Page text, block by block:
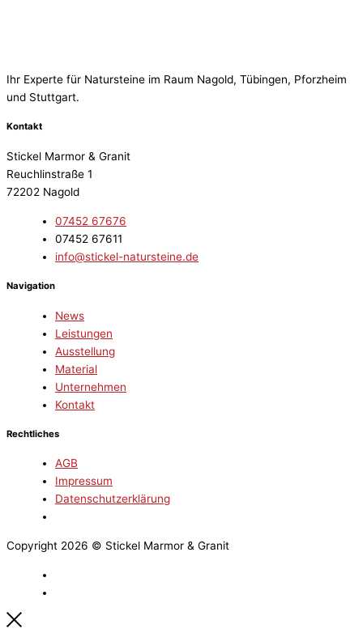
Ihr Experte für Natursteine im Raum Nagold, Tübingen, Pforzheim
und Stuttgart.
Kontakt
Stickel Marmor & Granit
Reuchlinstraße 1
72202 Nagold
07452 67676
07452 67611
info@stickel-natursteine.de
Navigation
News
Leistungen
Ausstellung
Material
Unternehmen
Kontakt
Rechtliches
AGB
Impressum
Datenschutzerklärung
Copyright 2026 © Stickel Marmor & Granit